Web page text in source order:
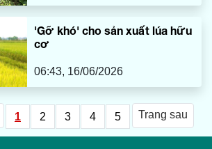
'Gỡ khó' cho sản xuất lúa hữu
cơ
06:43, 16/06/2026
1 2 3 4 5 Trang sau